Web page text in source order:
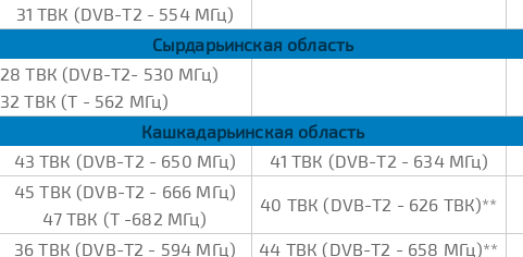
31 ТВК (DVB-Т2 - 554 МГц)
Сырдарьинская область
28 ТВК (DVB-Т2- 530 МГц)
32 ТВК (Т - 562 МГц)
Кашкадарьинская область
43 ТВК (DVB-Т2 - 650 МГц) 41 ТВК (DVB-Т2 - 634 МГц)
45 ТВК (DVB-Т2 - 666 МГц)
47 ТВК (Т -682 МГц)
40 ТВК (DVB-Т2 - 626 ТВК)**
36 ТВК (DVB-Т2 - 594 МГц)
44 ТВК (DVB-Т2 - 658 МГц)**